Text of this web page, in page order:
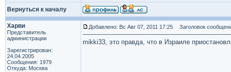
Вернуться к началу
Харви
Представитель
администрации
Зарегистрирован:
24.04.2005
Сообщения: 1979
Откуда: Москва
Добавлено: Вс Авг 07, 2011 17:25 Заголовок
mikki33, это правда, что в Израиле